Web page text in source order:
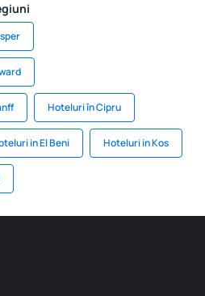
Hoteluri în Cipru
in El Beni Hoteluri in Kos